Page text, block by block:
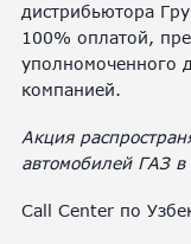
дистрибьютора
100% оплатой,
уполномоченного
компанией.
Акция
автомобилей ГАЗ
Call Center по